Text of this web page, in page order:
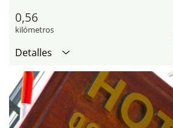
0,56
kilómetros
Detalles